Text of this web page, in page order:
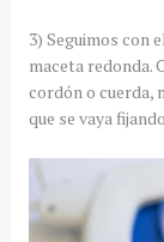
3) Seguimos con
maceta redonda.
cordón o cuerda,
que se vaya